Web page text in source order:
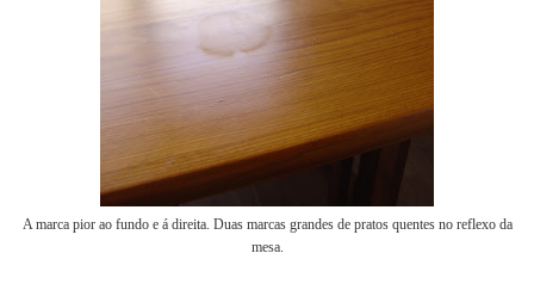
A marca pior ao fundo e á direita. Duas marcas grandes de pratos quentes no reflexo da
mesa.